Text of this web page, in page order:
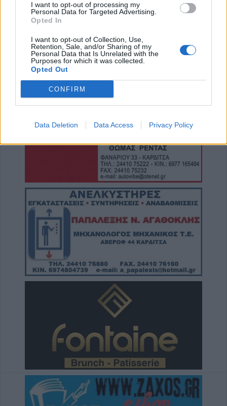
I want to opt-out of processing my
Personal Data for Targeted Advertising.
Opted In
I want to opt-out of Collection, Use,
Retention, Sale, and/or Sharing of my
Personal Data that Is Unrelated with the
Purposes for which it was collected.
Opted Out
CONFIRM
Data Deletion Data Access Privacy Policy
Την Κυριακή 9 Αυγούστου η κηδεία του
Κωνσταντίνου Βογιατζή
8 Αυγούστου 2026, 19:28
Την Δευτέρα 10 Αυγούστου η κηδεία του
Κωνσταντίνου Πλεξίδα
Την Κυριακή 9 Αυγούστου η κηδεία της
Θωμαΐτσας Τσιούκα
ανασύρθηκε από την θάλασσα 43χρονος
Σε αναζήτηση λύσης για το χρόνιο
πρόβλημα των ανεπιτήρητων βοοειδών σε
κοινότητες του Δήμου Παλαμά
8 Αυγούστου 2026, 14:49
Ακυρώθηκε απόφαση του Περιφερειάρχη
Θεσσαλίας Δημ. Κουρέτα για το θαλάσσιο
σκι στη λίμνη Σμοκόβου
8 Αυγούστου 2026, 13:44
Συνεδρίαση Επιτροπής Εκτίμησης Κινδύνου
για τους ισχυρούς ανέμους και τις υψηλές
Την Κυριακή 9 Αυγούστου η κηδεία του
Αντώνιου Ηλ. Αντωνίου
Βλάβη στο δίκτυο υδροδότησης του Παλαμά
το μεσημέρι του Σαββάτου (8/8)
8 Αυγούστου 2026, 12:34